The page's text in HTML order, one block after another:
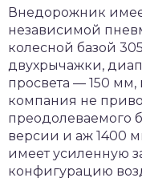
Внедорожник
независимой
колесной базой
двухрычажки,
просвета — 150
компания не
преодолеваемого
версии и аж 1400
имеет усиленную
конфигурацию